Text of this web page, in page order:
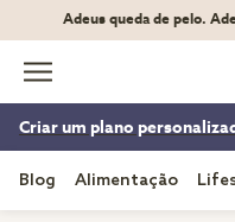
Adeus queda de pelo.
Criar um plano
Blog Alimentação